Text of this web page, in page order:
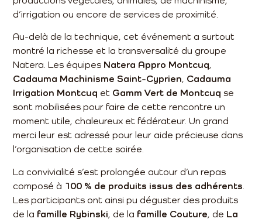
d’irrigation ou encore de services de proximité.
Au-delà de la technique, cet événement a surtout
montré la richesse et la transversalité du groupe
Natera. Les équipes Natera Appro Montcuq,
Cadauma Machinisme Saint-Cyprien, Cadauma
Irrigation Montcuq et Gamm Vert de Montcuq se
sont mobilisées pour faire de cette rencontre un
moment utile, chaleureux et fédérateur. Un grand
merci leur est adressé pour leur aide précieuse dans
l’organisation de cette soirée.
La convivialité s’est prolongée autour d’un repas
composé à 100 % de produits issus des adhérents.
Les participants ont ainsi pu déguster des produits
de la famille Rybinski, de la famille Couture, de La